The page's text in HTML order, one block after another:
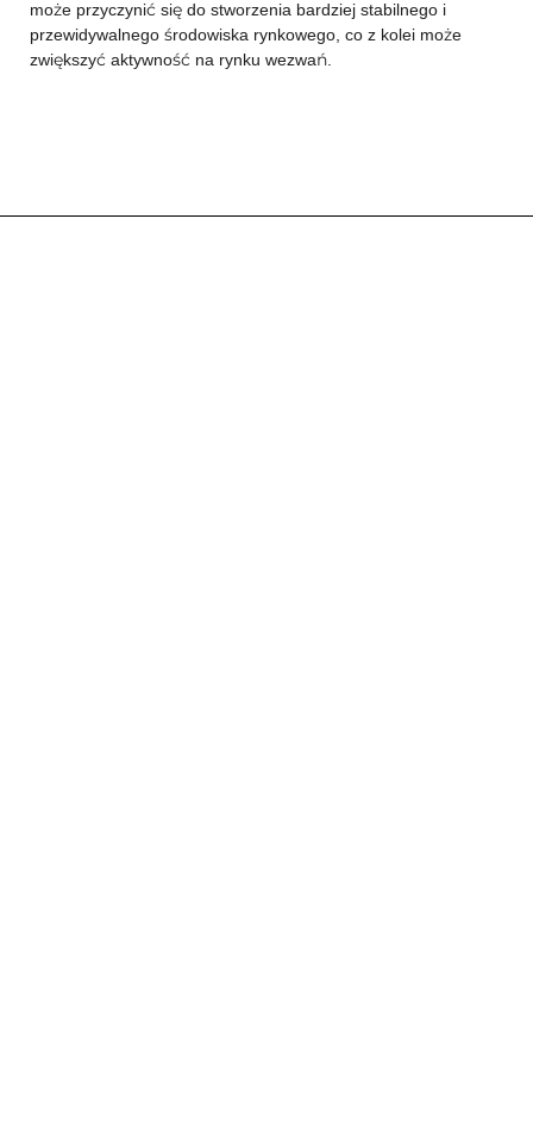
może przyczynić się do stworzenia bardziej stabilnego i
przewidywalnego środowiska rynkowego, co z kolei może
zwiększyć aktywność na rynku wezwań.